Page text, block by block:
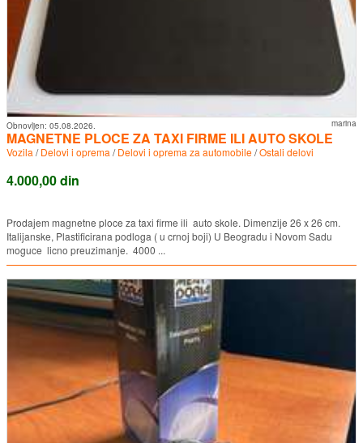
marina
Obnovljen: 05.08.2026.
MAGNETNE PLOCE ZA TAXI FIRME ILI AUTO SKOLE
Vozila /Delovi i oprema /Delovi i oprema za automobile/Ostali delovi
4.000,00 din
Prodajem magnetne ploce za taxi firme ili auto skole. Dimenzije 26 x 26 cm.
Italijanske, Plastificirana podloga ( u crnoj boji) U Beogradu i Novom Sadu
moguce licno preuzimanje. 4000 ...